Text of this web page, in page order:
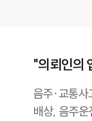
"의뢰인의
음주·교통
배상, 음주